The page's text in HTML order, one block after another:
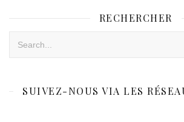
RECHERCHER
SUIVEZ-NOUS VIA LES